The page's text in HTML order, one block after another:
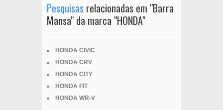
Pesquisas relacionadas em "Barra
Mansa" da marca "HONDA"
HONDA CIVIC
HONDA CRV
HONDA CITY
HONDA FIT
HONDA WR-V